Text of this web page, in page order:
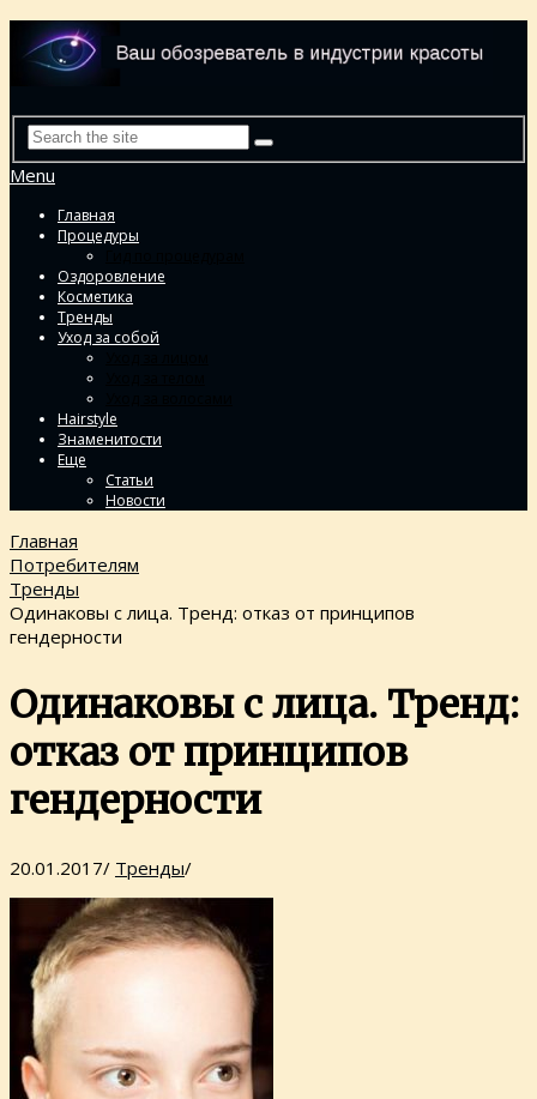
Menu
Главная
Процедуры
Оздоровление
Косметика
Тренды
Уход за собой
Hairstyle
Знаменитости
Еще
Статьи
Новости
Главная
Потребителям
Тренды
Одинаковы с лица. Тренд: отказ от принципов
гендерности
Одинаковы с лица. Тренд:
отказ от принципов
гендерности
20.01.2017/ Тренды/